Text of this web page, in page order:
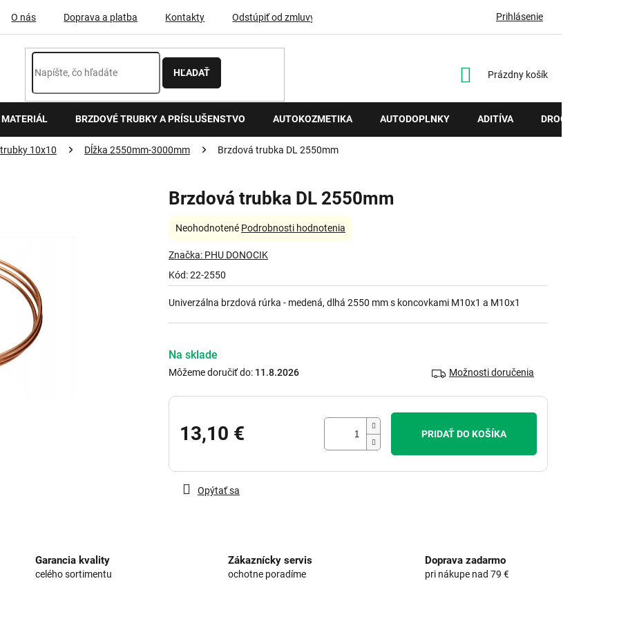
O nás Doprava a platba Kontakty Odstúpiť od zmluvy Prihlásenie
HĽADAŤ
NÁKUPNÝ
Prázdny košík
BRZDOVÉ TRUBKY A PRÍSLUŠENSTVO AUTOKOZMETIKA AUTODOPLNKY ADITÍVA DROGÉRIA
10x10 Dĺžka 2550mm-3000mm Brzdová trubka DL 2550mm
Brzdová trubka DL 2550mm
Kód:22-2550
Na sklade
Môžeme doručiť do: 11.8.2026 Možnosti doručenia
13,10 €
cena:
PRIDAŤ DO KOŠÍKA
Univerzálna brzdová rúrka - medená, dlhá 2550 mm s koncovkami M10x1 a M10x1
Opýtať sa
Priemerné
produktu
0,0
5
Neohodnotené Podrobnosti hodnotenia
Značka: PHU DONOCIK
Garancia kvality
celého sortimentu
Zákaznícky servis
ochotne poradíme
Doprava zadarmo
pri nákupe nad 79 €